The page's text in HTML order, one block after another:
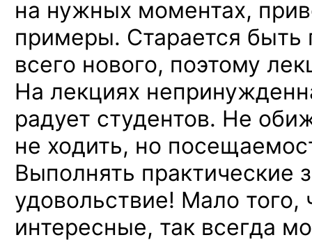
на нужных моментах,
примеры. Старается быть
всего нового, поэтому
На лекциях
радует студентов. Не
не ходить, но
Выполнять практические
удовольствие! Мало того,
интересные, так всегда